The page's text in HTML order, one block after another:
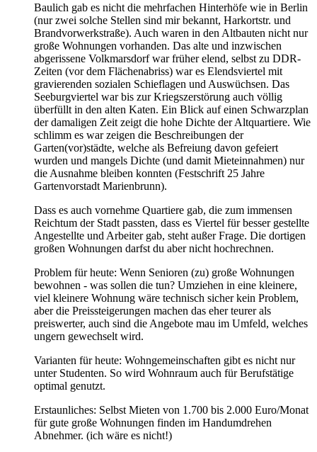
Baulich gab es nicht die mehrfachen Hinterhöfe wie in Berlin
(nur zwei solche Stellen sind mir bekannt, Harkortstr. und
Brandvorwerkstraße). Auch waren in den Altbauten nicht nur
große Wohnungen vorhanden. Das alte und inzwischen
abgerissene Volkmarsdorf war früher elend, selbst zu DDR-
Zeiten (vor dem Flächenabriss) war es Elendsviertel mit
gravierenden sozialen Schieflagen und Auswüchsen. Das
Seeburgviertel war bis zur Kriegszerstörung auch völlig
überfüllt in den alten Katen. Ein Blick auf einen Schwarzplan
der damaligen Zeit zeigt die hohe Dichte der Altquartiere. Wie
schlimm es war zeigen die Beschreibungen der
Garten(vor)städte, welche als Befreiung davon gefeiert
wurden und mangels Dichte (und damit Mieteinnahmen) nur
die Ausnahme bleiben konnten (Festschrift 25 Jahre
Gartenvorstadt Marienbrunn).
Dass es auch vornehme Quartiere gab, die zum immensen
Reichtum der Stadt passten, dass es Viertel für besser gestellte
Angestellte und Arbeiter gab, steht außer Frage. Die dortigen
großen Wohnungen darfst du aber nicht hochrechnen.
Problem für heute: Wenn Senioren (zu) große Wohnungen
bewohnen - was sollen die tun? Umziehen in eine kleinere,
viel kleinere Wohnung wäre technisch sicher kein Problem,
aber die Preissteigerungen machen das eher teurer als
preiswerter, auch sind die Angebote mau im Umfeld, welches
ungern gewechselt wird.
Varianten für heute: Wohngemeinschaften gibt es nicht nur
unter Studenten. So wird Wohnraum auch für Berufstätige
optimal genutzt.
Erstaunliches: Selbst Mieten von 1.700 bis 2.000 Euro/Monat
für gute große Wohnungen finden im Handumdrehen
Abnehmer. (ich wäre es nicht!)